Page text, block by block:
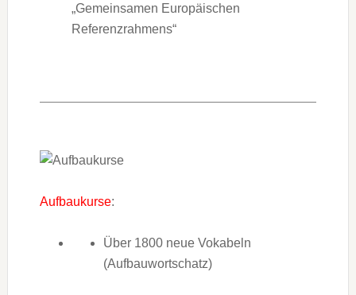
„Gemeinsamen Europäischen
Referenzrahmens“
Aufbaukurse:
Über 1800 neue Vokabeln
(Aufbauwortschatz)